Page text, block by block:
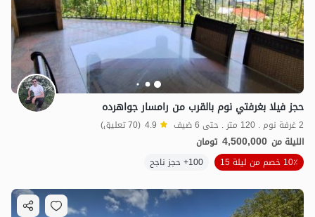
مليون ت 4.8
حجز فيلا بغرفتي نوم بالقرب من رامسار جواهرده
2 غرفة نوم . 120 متر . حتى 6 ضيف 4.9 (70 تعليق)
الليلة من 4,500,000 تومان
10٪ خصم من ليلة 15
100+ حجز ناجح